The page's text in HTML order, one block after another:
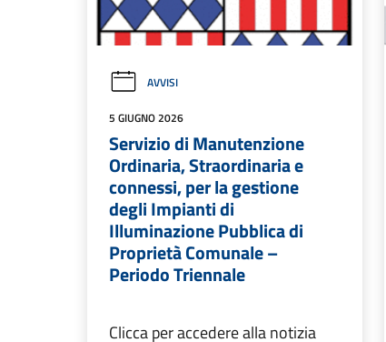
AVVISI
5 GIUGNO 2026
Servizio di Manutenzione
Ordinaria, Straordinaria e
connessi, per la gestione
degli Impianti di
Illuminazione Pubblica di
Proprietà Comunale –
Periodo Triennale
Clicca per accedere alla notizia